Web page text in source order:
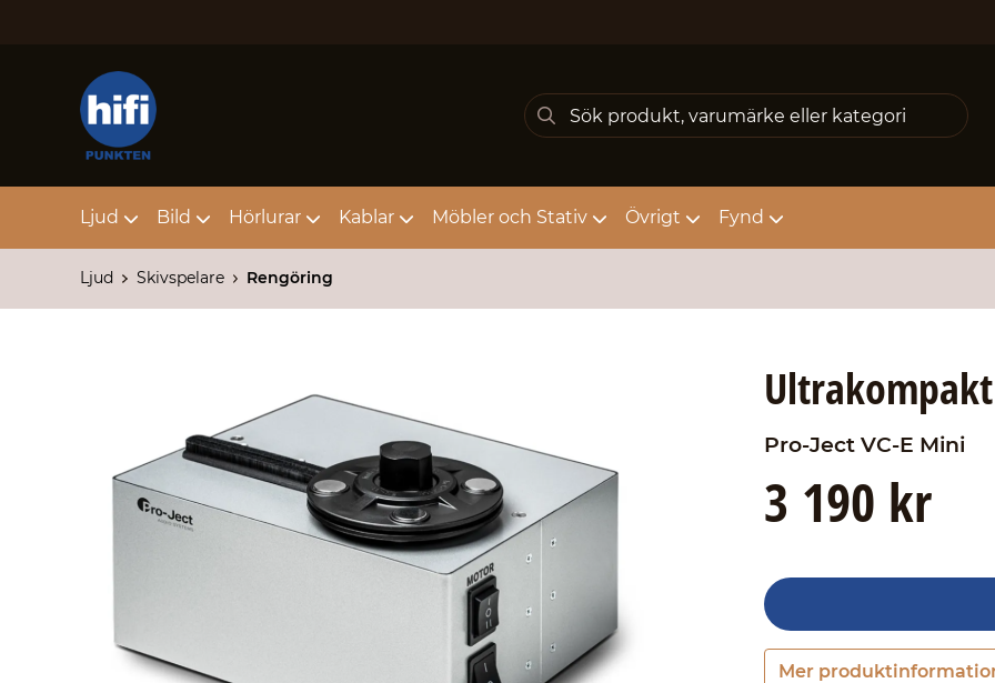
Ljud Bild Hörlurar Kablar Möbler och Stativ Övrigt Fynd
Ljud Skivspelare Rengöring
Pro-Ject VC-E Mini
3 190 kr
Mer